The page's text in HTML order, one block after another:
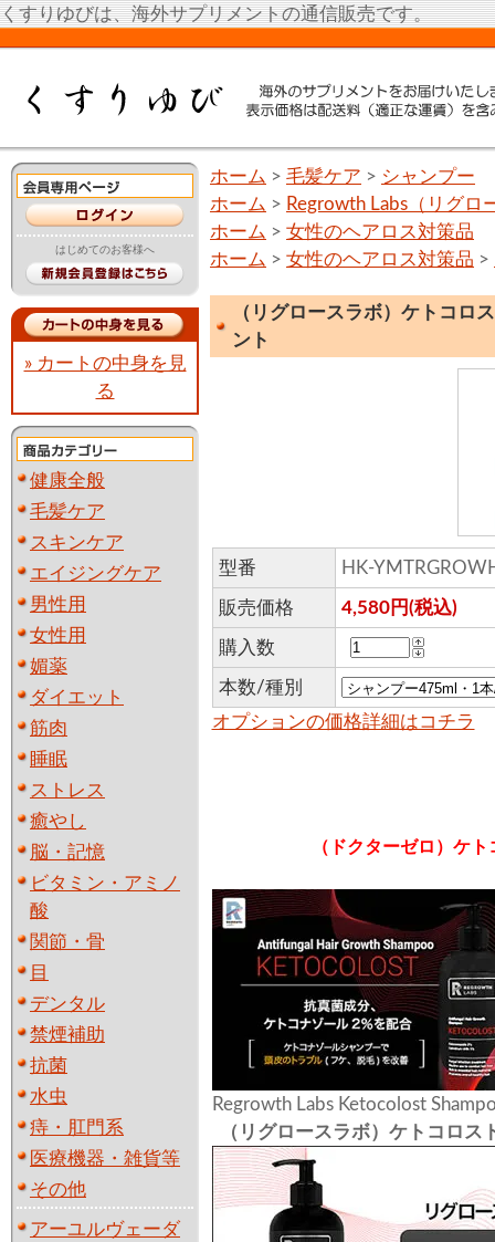
くすりゆびは、海外サプリメントの通信販売です。
はじめてのお客様へ
» カートの中身を見
る
健康全般
毛髪ケア
スキンケア
エイジングケア
男性用
女性用
媚薬
ダイエット
筋肉
睡眠
ストレス
癒やし
脳・記憶
ビタミン・アミノ
酸
関節・骨
目
デンタル
禁煙補助
抗菌
水虫
痔・肛門系
医療機器・雑貨等
その他
アーユルヴェーダ
ホーム > 毛髪ケア > シャンプー
ホーム > Regrowth Labs（リグロ
ホーム > 女性のヘアロス対策品
ホーム > 女性のヘアロス対策品 >
（リグロースラボ）ケトコロ
ント
型番 HK-
販売価格 4,580円(税込)
購入数
本数/種別
オプションの価格詳細はコチラ
（ドクターゼロ）ケ
Regrowth Labs Ketocolost
（リグロースラボ）ケトコロス